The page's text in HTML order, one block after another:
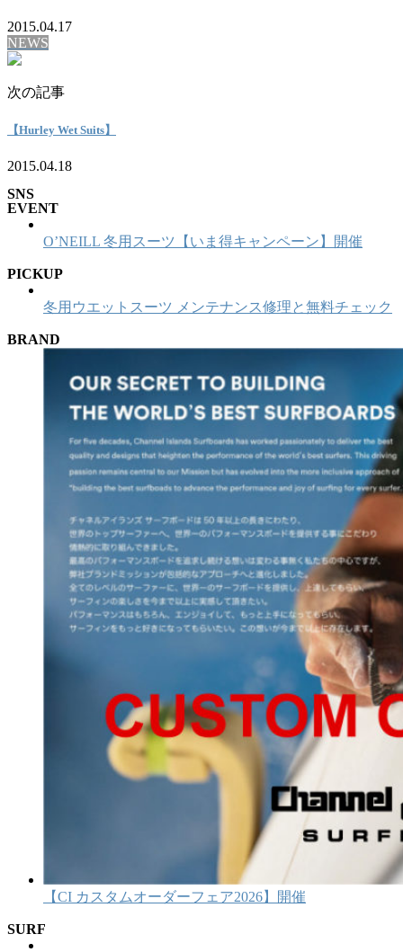
2015.04.17
NEWS
次の記事
【Hurley Wet Suits】
2015.04.18
SNS
EVENT
O’NEILL 冬用スーツ【いま得キャンペーン】開催
PICKUP
冬用ウエットスーツ メンテナンス修理と無料チェック
BRAND
【CI カスタムオーダーフェア2026】開催
SURF